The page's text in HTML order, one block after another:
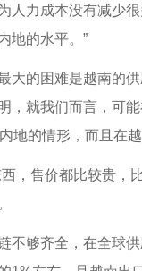
力成本没有减少
地的水平。”
的困难是越南的供
，就我们而言，可
地的情形，而且在
售价都比较贵，
够齐全，在全球供